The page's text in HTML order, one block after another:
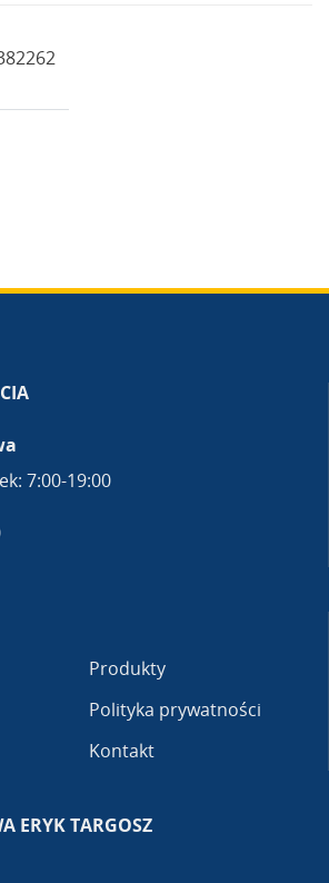
7:00-19:00
Produkty
Polityka prywatności
Kontakt
ERYK TARGOSZ